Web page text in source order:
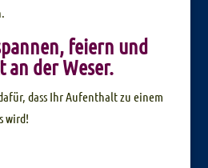
feiern und
der Weser.
dass Ihr Aufenthalt zu einem
wird!